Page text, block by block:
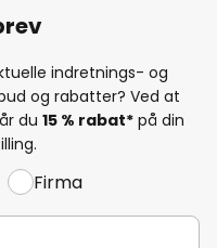
indretnings- og
og rabatter? Ved at
du 15 % rabat* på din
Firma